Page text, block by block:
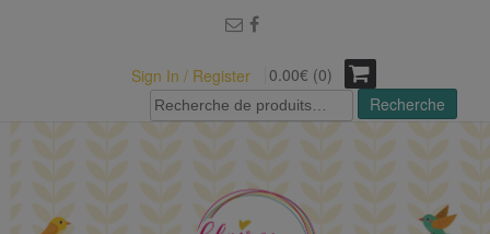
Sign In / Register
0.00€ (0)
Recherche
pour :
Recherche